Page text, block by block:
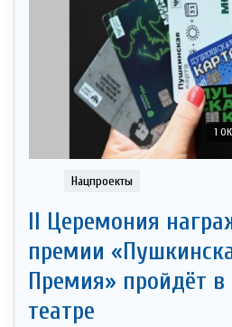
1
Нацпроекты
II Церемония
премии
Премия» пройдёт
театре